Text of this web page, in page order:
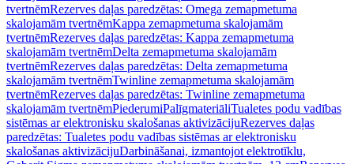
tvertnēmRezerves daļas paredzētas: Omega zemapmetuma
skalojamām tvertnēmKappa zemapmetuma skalojamām
tvertnēmRezerves daļas paredzētas: Kappa zemapmetuma
skalojamām tvertnēmDelta zemapmetuma skalojamām
tvertnēmRezerves daļas paredzētas: Delta zemapmetuma
skalojamām tvertnēmTwinline zemapmetuma skalojamām
tvertnēmRezerves daļas paredzētas: Twinline zemapmetuma
skalojamām tvertnēmPiederumiPalīgmateriāliTualetes podu vadības
sistēmas ar elektronisku skalošanas aktivizācijuRezerves daļas
paredzētas: Tualetes podu vadības sistēmas ar elektronisku
skalošanas aktivizācijuDarbināšanai, izmantojot elektrotīklu,